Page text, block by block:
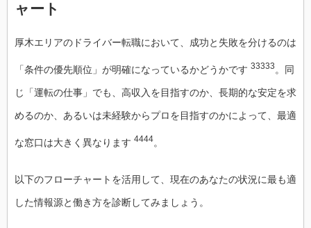
ャート
厚木エリアのドライバー転職において、成功と失敗を分けるのは
「条件の優先順位」が明確になっているかどうかです 33333 。同
じ「運転の仕事」でも、高収入を目指すのか、長期的な安定を求
めるのか、あるいは未経験からプロを目指すのかによって、最適
な窓口は大きく異なります 4444
以下のフローチャートを活用して、現在のあなたの状況に最も適
した情報源と働き方を診断してみましょう。